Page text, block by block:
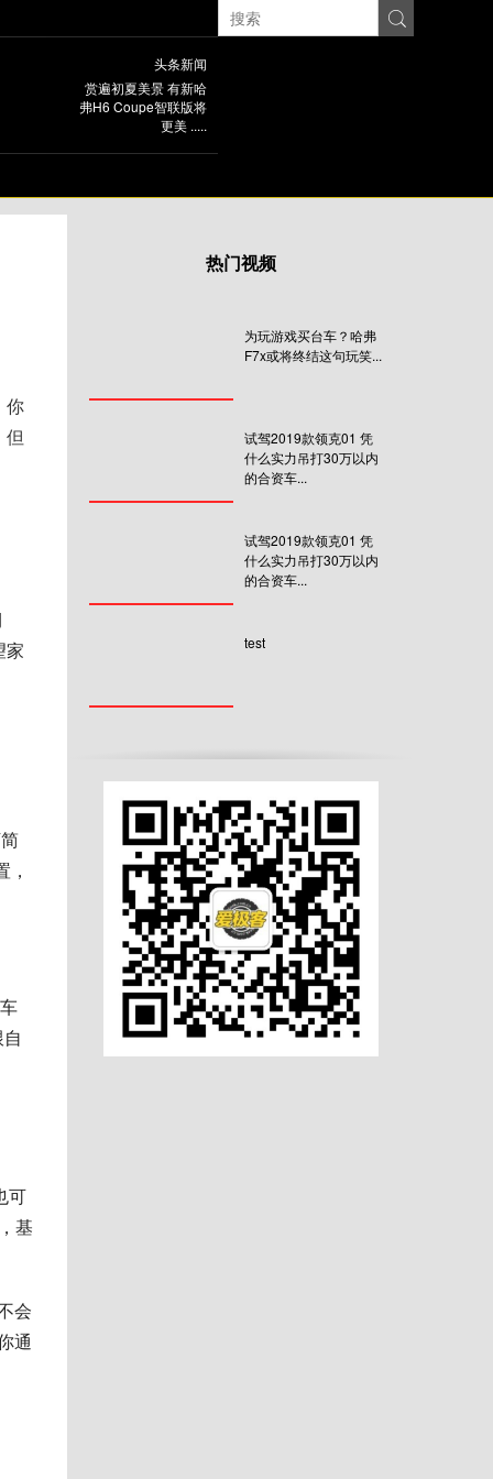
头条新闻
赏遍初夏美景 有新哈
弗H6 Coupe智联版将
更美 .....
你
但
家
，
可
基
会
通
热门视频
为玩游戏买台车？哈弗
F7x或将终结这句玩笑...
试驾2019款领克01 凭
什么实力吊打30万以内
的合资车...
试驾2019款领克01 凭
什么实力吊打30万以内
的合资车...
test